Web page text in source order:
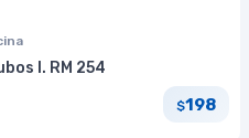
I. RM 254
$198